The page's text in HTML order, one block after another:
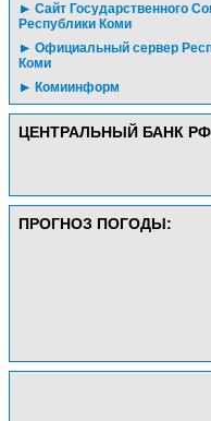
Сайт Государственного
Республики Коми
Официальный сервер
Коми
Комиинформ
ЦЕНТРАЛЬНЫЙ БАНК
ПРОГНОЗ ПОГОДЫ: